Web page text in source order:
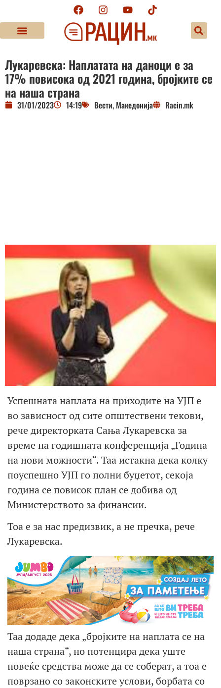
Лукаревска: Наплатата на даноци е за
17% повисока од 2021 година, бројките се
на наша страна
31/01/2023 14:19 Вести, Македонија Racin.mk
Успешната наплата на приходите на УЈП е
во зависност од сите општествени текови,
рече директорката Сања Лукаревска за
време на годишната конференција „Година
на нови можности“. Таа истакна дека колку
поуспешно УЈП го полни буџетот, секоја
година се повисок план се добива од
Министерството за финансии.
Тоа е за нас предизвик, а не пречка, рече
Лукаревска.
Таа додаде дека „бројките на наплата се на
наша страна“, но потенцира дека уште
повеќе средства може да се соберат, а тоа е
поврзано со законските услови, борбата со